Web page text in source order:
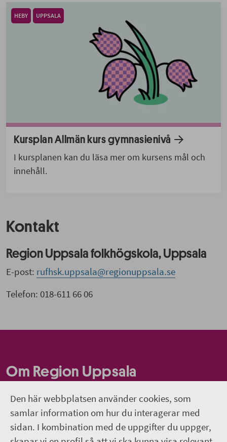
Den här webbplatsen använder cookies, som
samlar information om hur du interagerar med
sidan. I kombination med de uppgifter du uppger,
HEBY UPPSALA
Kursplan Allmän kurs gymnasienivå
I kursplanen kan du läsa mer om kursens mål och
innehåll.
Kontakt
Region Uppsala folkhögskola, Uppsala
E-post: rufhsk.uppsala@regionuppsala.se
Telefon: 018-611 66 06
Om Region Uppsala
Om webbplatsen
018-611 66 50